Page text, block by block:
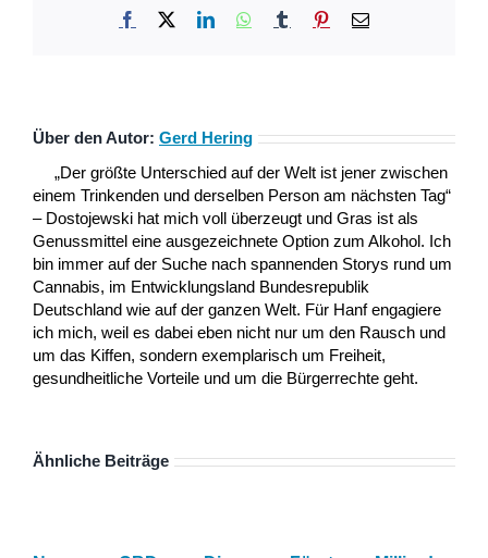
Facebook LinkedInWhatsApp
Tumblr Pinterest
E-
Über den Autor: Gerd Hering
„Der größte Unterschied auf der Welt ist jener zwischen
einem Trinkenden und derselben Person am nächsten Tag“
– Dostojewski hat mich voll überzeugt und Gras ist als
Genussmittel eine ausgezeichnete Option zum Alkohol. Ich
bin immer auf der Suche nach spannenden Storys rund um
Cannabis, im Entwicklungsland Bundesrepublik
Deutschland wie auf der ganzen Welt. Für Hanf engagiere
ich mich, weil es dabei eben nicht nur um den Rausch und
um das Kiffen, sondern exemplarisch um Freiheit,
gesundheitliche Vorteile und um die Bürgerrechte geht.
Ähnliche Beiträge